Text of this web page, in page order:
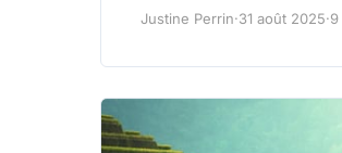
Justine Perrin·31 août 2025·9